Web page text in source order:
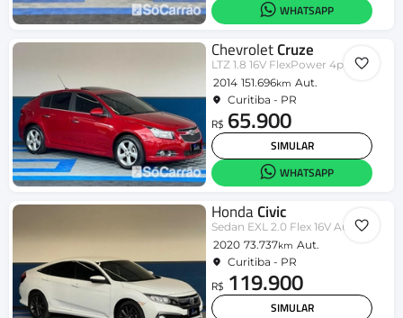
WHATSAPP
ChevroletCruze
LTZ 1.8 16V FlexPower 4p Aut.
2014 151.696km Aut.
Curitiba - PR
R$ 65.900
SIMULAR
WHATSAPP
HondaCivic
Sedan EXL 2.0 Flex 16V Aut.4p
2020 73.737km Aut.
Curitiba - PR
R$ 119.900
SIMULAR